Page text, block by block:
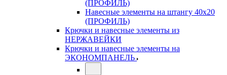
(ПРОФИЛЬ)
Навесные элементы на штангу 40х20
(ПРОФИЛЬ)
Крючки и навесные элементы из
НЕРЖАВЕЙКИ
Крючки и навесные элементы на
ЭКОНОМПАНЕЛЬ